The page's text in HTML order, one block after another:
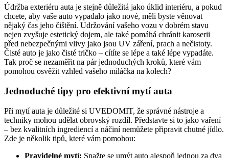
Údržba exteriéru auta je stejně důležitá jako úklid interiéru, a pokud
chcete, aby vaše auto vypadalo jako nové, měli byste věnovat
nějaký čas jeho čištění. Udržování vašeho vozu v dobrém stavu
nejen zvyšuje estetický dojem, ale také pomáhá chránit karoserii
před nebezpečnými vlivy jako jsou UV záření, prach a nečistoty.
Čisté auto je jako čisté tričko – cítíte se lépe a také lépe vypadáte.
Tak proč se nezaměřit na pár jednoduchých kroků, které vám
pomohou osvěžit vzhled vašeho miláčka na kolech?
Jednoduché tipy pro efektivní mytí auta
Při mytí auta je důležité si UVEDOMIT, že správné nástroje a
techniky mohou udělat obrovský rozdíl. Představte si to jako vaření
– bez kvalitních ingrediencí a náčiní nemůžete připravit chutné jídlo.
Zde je několik tipů, které vám pomohou:
Pravidelné mytí: Snažte se umýt auto alespoň jednou za dva